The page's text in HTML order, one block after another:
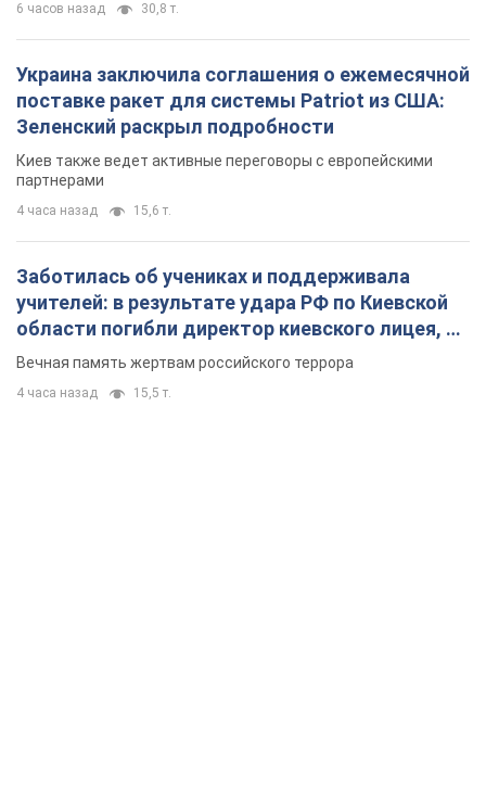
6 часов назад 30,8 т.
Украина заключила соглашения о ежемесячной
поставке ракет для системы Patriot из США:
Зеленский раскрыл подробности
Киев также ведет активные переговоры с европейскими
партнерами
4 часа назад 15,6 т.
Заботилась об учениках и поддерживала
учителей: в результате удара РФ по Киевской
области погибли директор киевского лицея, её
муж и внук
Вечная память жертвам российского террора
4 часа назад 15,5 т.